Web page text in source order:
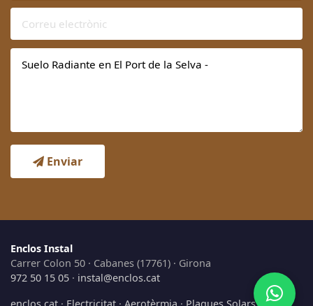
Enviar
Enclos Instal
Carrer Colon 50 · Cabanes (17761) · Girona
972 50 15 05 · instal@enclos.cat